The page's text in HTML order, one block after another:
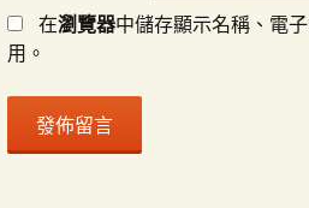
在瀏覽器中儲存顯示名稱、電
用。